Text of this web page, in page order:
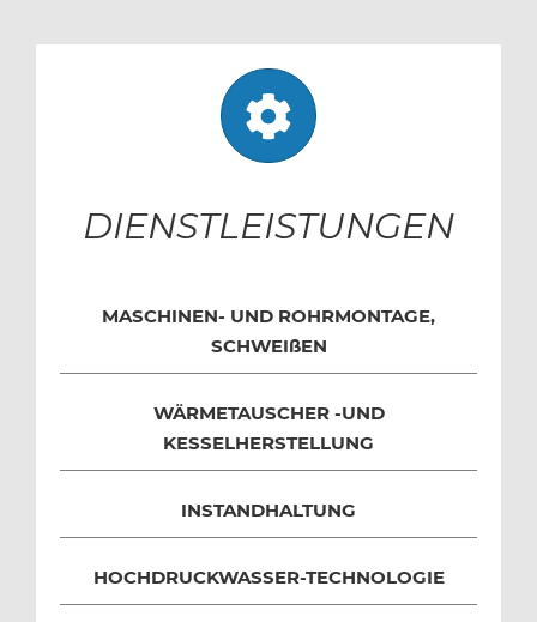
DIENSTLEISTUNGEN
MASCHINEN- UND ROHRMONTAGE,
SCHWEIßEN
WÄRMETAUSCHER -UND
KESSELHERSTELLUNG
INSTANDHALTUNG
HOCHDRUCKWASSER-TECHNOLOGIE